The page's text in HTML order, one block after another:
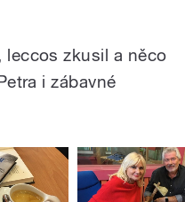
leccos zkusil a něco
i zábavné